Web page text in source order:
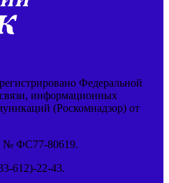
Федеральной
информационных
(Роскомнадзор) от
№ ФС77-80619.
612)-22-43.